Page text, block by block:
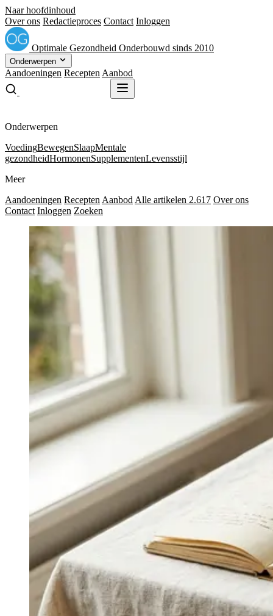
Naar hoofdinhoud
Over ons Redactieproces Contact Inloggen
Optimale Gezondheid Onderbouwd sinds 2010
Onderwerpen
Aandoeningen Recepten Aanbod
Onderwerpen
VoedingBewegenSlaapMentale
gezondheidHormonenSupplementenLevensstijl
Meer
Aandoeningen Recepten Aanbod Alle artikelen 2.617 Over ons
Contact Inloggen Zoeken